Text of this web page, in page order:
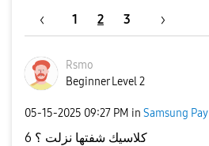
1 2 3
Rsmo
Beginner Level 2
‎05-15-2025 09:27 PM in Samsung Pay
6 كلاسيك شفتها نزلت ؟